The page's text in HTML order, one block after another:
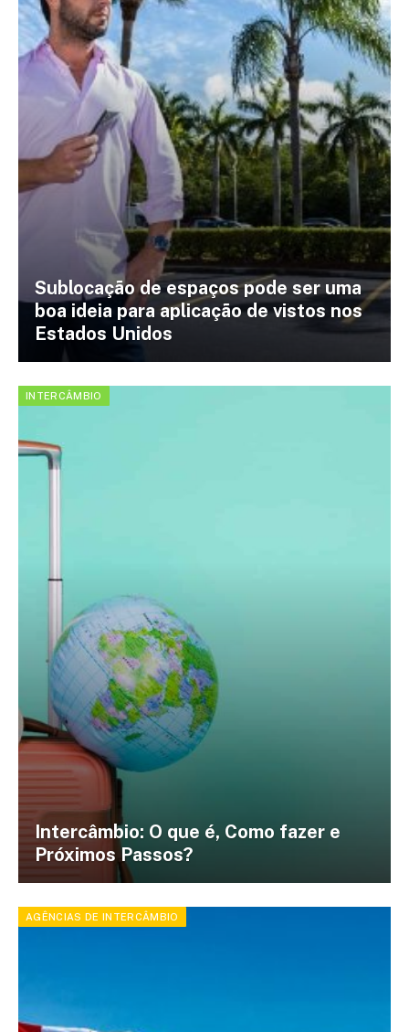
Sublocação de espaços pode ser uma
boa ideia para aplicação de vistos nos
Estados Unidos
INTERCÂMBIO
Intercâmbio: O que é, Como fazer e
Próximos Passos?
AGÊNCIAS DE INTERCÂMBIO